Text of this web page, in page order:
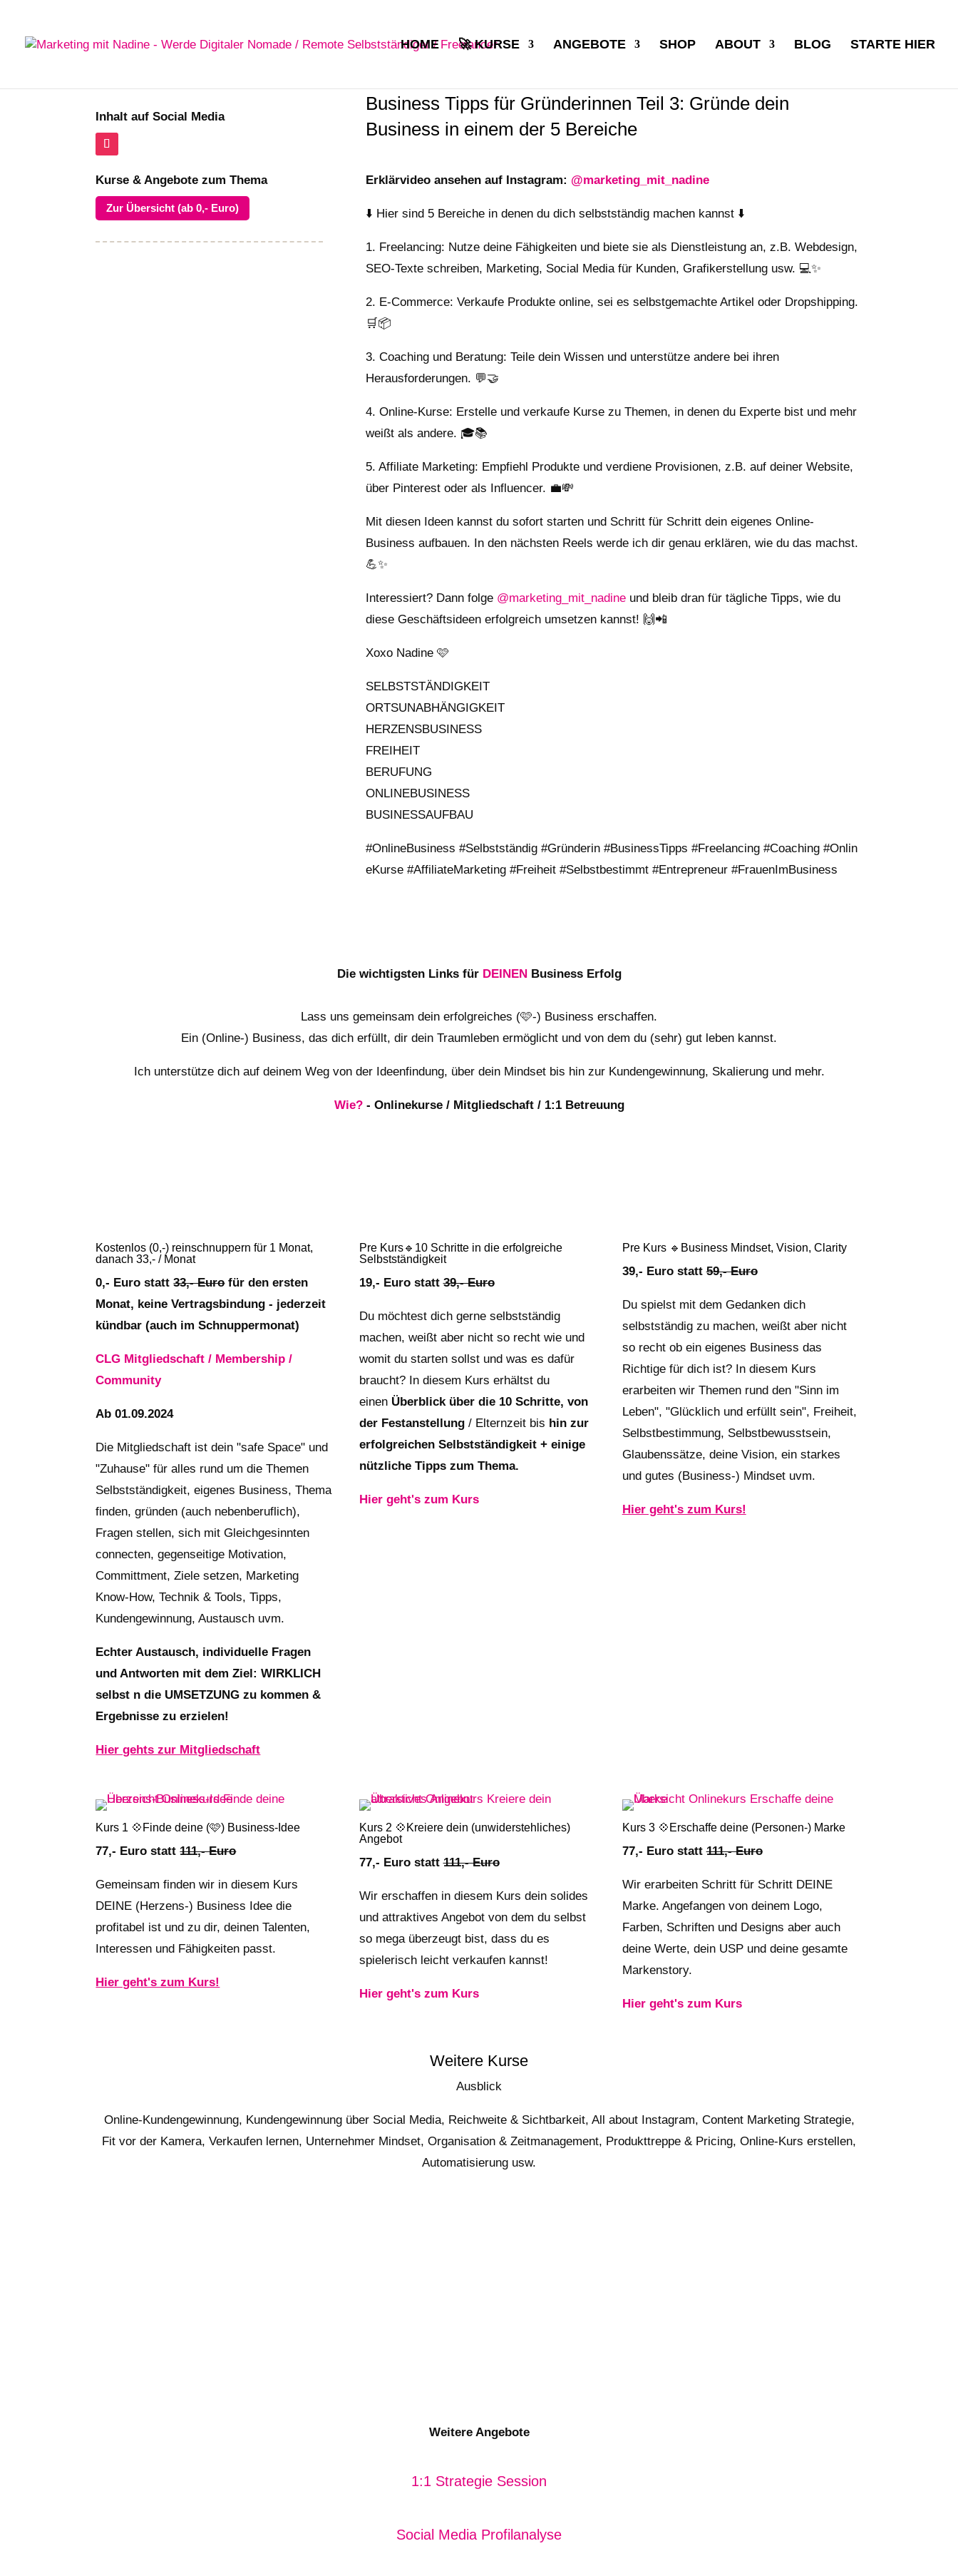
HOME 🚀 KURSE ANGEBOTE SHOP ABOUT BLOG STARTE HIER
Inhalt auf Social Media
Kurse & Angebote zum Thema
Zur Übersicht (ab 0,- Euro)
Business Tipps für Gründerinnen Teil 3: Gründe dein
Business in einem der 5 Bereiche
Erklärvideo ansehen auf Instagram: @marketing_mit_nadine
⬇️ Hier sind 5 Bereiche in denen du dich selbstständig machen kannst ⬇️
1. Freelancing: Nutze deine Fähigkeiten und biete sie als Dienstleistung an, z.B. Webdesign,
SEO-Texte schreiben, Marketing, Social Media für Kunden, Grafikerstellung usw. 💻✨
2. E-Commerce: Verkaufe Produkte online, sei es selbstgemachte Artikel oder Dropshipping.
🛒📦
3. Coaching und Beratung: Teile dein Wissen und unterstütze andere bei ihren
Herausforderungen. 💬🤝
4. Online-Kurse: Erstelle und verkaufe Kurse zu Themen, in denen du Experte bist und mehr
weißt als andere. 🎓📚
5. Affiliate Marketing: Empfiehl Produkte und verdiene Provisionen, z.B. auf deiner Website,
über Pinterest oder als Influencer. 💼💸
Mit diesen Ideen kannst du sofort starten und Schritt für Schritt dein eigenes Online-
Business aufbauen. In den nächsten Reels werde ich dir genau erklären, wie du das machst.
💪✨
Interessiert? Dann folge @marketing_mit_nadineund bleib dran für tägliche Tipps, wie du
diese Geschäftsideen erfolgreich umsetzen kannst! 🙌📲
Xoxo Nadine 🩷
SELBSTSTÄNDIGKEIT
ORTSUNABHÄNGIGKEIT
HERZENSBUSINESS
FREIHEIT
BERUFUNG
ONLINEBUSINESS
BUSINESSAUFBAU
#OnlineBusiness #Selbstständig #Gründerin #BusinessTipps #Freelancing #Coaching #Onlin
eKurse #AffiliateMarketing #Freiheit #Selbstbestimmt #Entrepreneur #FrauenImBusiness
Die wichtigsten Links für DEINENBusiness Erfolg
Lass uns gemeinsam dein erfolgreiches (🩷-) Business erschaffen.
Ein (Online-) Business, das dich erfüllt, dir dein Traumleben ermöglicht und von dem du (sehr) gut leben kannst.
Ich unterstütze dich auf deinem Weg von der Ideenfindung, über dein Mindset bis hin zur Kundengewinnung, Skalierung und mehr.
Wie?- Onlinekurse / Mitgliedschaft / 1:1 Betreuung
Kostenlos (0,-) reinschnuppern für 1 Monat,
danach 33,- / Monat
0,- Euro statt33,- Eurofür den ersten
Monat, keine Vertragsbindung - jederzeit
kündbar (auch im Schnuppermonat)
CLG Mitgliedschaft / Membership /
Community
Ab 01.09.2024
Die Mitgliedschaft ist dein "safe Space" und
"Zuhause" für alles rund um die Themen
Selbstständigkeit, eigenes Business, Thema
finden, gründen (auch nebenberuflich),
Fragen stellen, sich mit Gleichgesinnten
connecten, gegenseitige Motivation,
Committment, Ziele setzen, Marketing
Know-How, Technik & Tools, Tipps,
Kundengewinnung, Austausch uvm.
Echter Austausch, individuelle Fragen
und Antworten mit dem Ziel: WIRKLICH
selbst n die UMSETZUNG zu kommen &
Ergebnisse zu erzielen!
Hier gehts zur Mitgliedschaft
Pre Kurs🔹10 Schritte in die erfolgreiche
Selbstständigkeit
19,- Euro statt39,- Euro
Du möchtest dich gerne selbstständig
machen, weißt aber nicht so recht wie und
womit du starten sollst und was es dafür
braucht? In diesem Kurs erhältst du
einen Überblick über die 10 Schritte, von
der Festanstellung/ Elternzeit bis hin zur
erfolgreichen Selbstständigkeit + einige
nützliche Tipps zum Thema.
Hier geht's zum Kurs
Pre Kurs 🔹Business Mindset, Vision, Clarity
39,- Euro statt59,- Euro
Du spielst mit dem Gedanken dich
selbstständig zu machen, weißt aber nicht
so recht ob ein eigenes Business das
Richtige für dich ist? In diesem Kurs
erarbeiten wir Themen rund den "Sinn im
Leben", "Glücklich und erfüllt sein", Freiheit,
Selbstbestimmung, Selbstbewusstsein,
Glaubenssätze, deine Vision, ein starkes
und gutes (Business-) Mindset uvm.
Hier geht's zum Kurs!
Kurs 1 💠Finde deine (🩷) Business-Idee
77,- Euro statt111,- Euro
Gemeinsam finden wir in diesem Kurs
DEINE (Herzens-) Business Idee die
profitabel ist und zu dir, deinen Talenten,
Interessen und Fähigkeiten passt.
Hier geht's zum Kurs!
Kurs 2 💠Kreiere dein (unwiderstehliches)
Angebot
77,- Euro statt111,- Euro
Wir erschaffen in diesem Kurs dein solides
und attraktives Angebot von dem du selbst
so mega überzeugt bist, dass du es
spielerisch leicht verkaufen kannst!
Hier geht's zum Kurs
Kurs 3 💠Erschaffe deine (Personen-) Marke
77,- Euro statt111,- Euro
Wir erarbeiten Schritt für Schritt DEINE
Marke. Angefangen von deinem Logo,
Farben, Schriften und Designs aber auch
deine Werte, dein USP und deine gesamte
Markenstory.
Hier geht's zum Kurs
Weitere Kurse
Ausblick
Online-Kundengewinnung, Kundengewinnung über Social Media, Reichweite & Sichtbarkeit, All about Instagram, Content Marketing Strategie,
Fit vor der Kamera, Verkaufen lernen, Unternehmer Mindset, Organisation & Zeitmanagement, Produkttreppe & Pricing, Online-Kurs erstellen,
Automatisierung usw.
Weitere Angebote
1:1 Strategie Session
Social Media Profilanalyse